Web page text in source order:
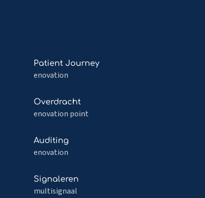
Patient Journey
enovation
Read
more
Patient
Journey
Overdracht
enovation point
Read
more
Overdracht
Auditing
enovation
Read
more
Auditing
Signaleren
multisignaal
Read
more